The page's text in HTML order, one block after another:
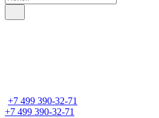
+7 499 390-32-71
+7 499 390-32-71